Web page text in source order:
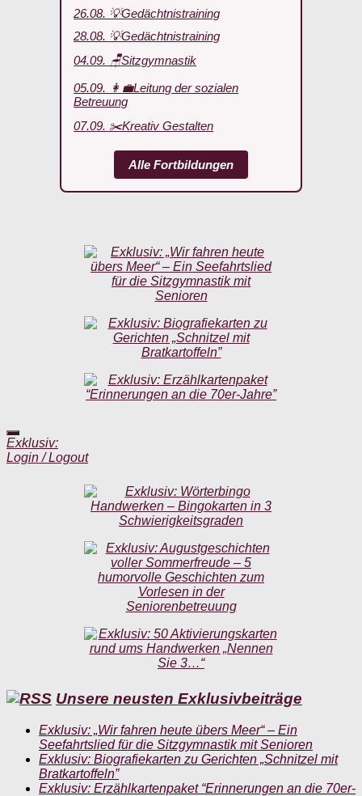
26.08. 💡Gedächtnistraining
28.08. 💡Gedächtnistraining
04.09. 🪑Sitzgymnastik
05.09. 👩‍💼Leitung der sozialen
Betreuung
07.09. ✂️Kreativ Gestalten
Alle Fortbildungen
Exklusiv:
Login / Logout
Unsere neusten Exklusivbeiträge
Exklusiv: „Wir fahren heute übers Meer“ – Ein
Seefahrtslied für die Sitzgymnastik mit Senioren
Exklusiv: Biografiekarten zu Gerichten „Schnitzel mit
Bratkartoffeln”
Exklusiv: Erzählkartenpaket “Erinnerungen an die 70er-